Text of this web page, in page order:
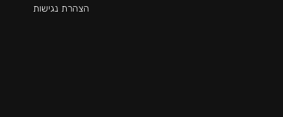
הצהרת נגישות